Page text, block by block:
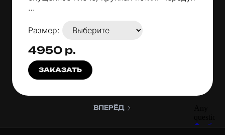
…
Размер:
4950 р.
ЗАКАЗАТЬ
ВПЕРЁД